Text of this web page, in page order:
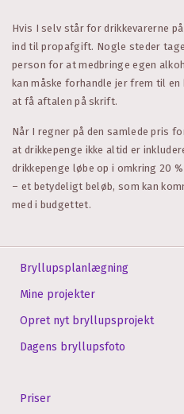
Hvis I selv står for drikkevarerne
ind til propafgift. Nogle steder
person for at medbringe egen
kan måske forhandle jer frem til
at få aftalen på skrift.
Når I regner på den samlede pris
at drikkepenge ikke altid er
drikkepenge løbe op i omkring 20
– et betydeligt beløb, som kan
med i budgettet.
Bryllupsplanlægning
Mine projekter
Opret nyt bryllupsprojekt
Dagens bryllupsfoto
Priser